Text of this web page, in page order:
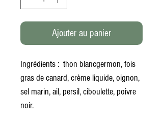
Ajouter au panier
Ingrédients : thon blancgermon, fois
gras de canard, crème liquide, oignon,
sel marin, ail, persil, ciboulette, poivre
noir.